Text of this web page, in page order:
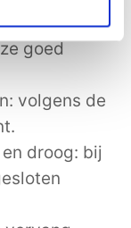
en je adem
goed
volgens de
droog: bij